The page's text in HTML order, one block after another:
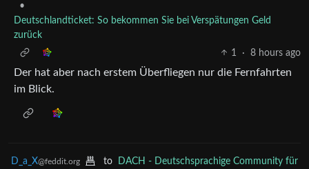
•
Deutschlandticket: So bekommen Sie bei Verspätungen Geld
zurück
1
· 8 hours ago
Der hat aber nach erstem Überfliegen nur die Fernfahrten
im Blick.
D_a_X@feddit.org to
DACH - Deutschsprachige Community für